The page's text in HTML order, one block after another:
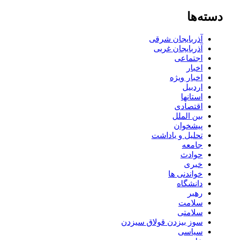
دسته‌ها
آذربایجان شرقی
آذربایجان غربی
اجتماعی
اخبار
اخبار ویژه
اردبیل
استانها
اقتصادی
بین الملل
پیشخوان
تحلیل و یاداشت
جامعه
حوادث
خبری
خواندنی ها
دانشگاه
رهبر
سلامت
سلامتی
سوز بیزدن قولاق سیزدن
سیاسی